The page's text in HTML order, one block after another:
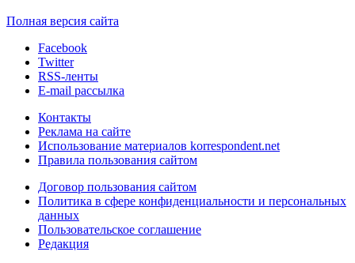
Полная версия сайта
Facebook
Twitter
RSS-ленты
E-mail рассылка
Контакты
Реклама на сайте
Использование материалов korrespondent.net
Правила пользования сайтом
Договор пользования сайтом
Политика в сфере конфиденциальности и персональных
данных
Пользовательское соглашение
Редакция